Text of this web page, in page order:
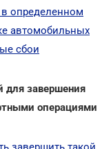
определенном
автомобильных
сбои
для завершения
операциями